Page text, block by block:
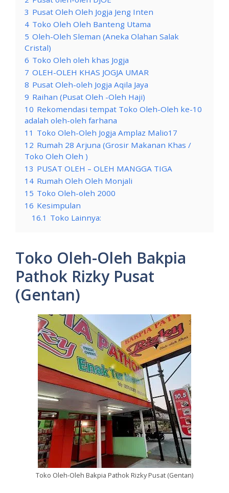
3 Pusat Oleh Oleh Jogja Jeng Inten
4 Toko Oleh Oleh Banteng Utama
5 Oleh-Oleh Sleman (Aneka Olahan Salak
Cristal)
6 Toko Oleh oleh khas Jogja
7 OLEH-OLEH KHAS JOGJA UMAR
8 Pusat Oleh-oleh Jogja Aqila Jaya
9 Raihan (Pusat Oleh -Oleh Haji)
10 Rekomendasi tempat Toko Oleh-Oleh ke-10
adalah oleh-oleh farhana
11 Toko Oleh-Oleh Jogja Amplaz Malio17
12 Rumah 28 Arjuna (Grosir Makanan Khas /
Toko Oleh Oleh )
13 PUSAT OLEH – OLEH MANGGA TIGA
14 Rumah Oleh Oleh Monjali
15 Toko Oleh-oleh 2000
16 Kesimpulan
16.1 Toko Lainnya:
Toko Oleh-Oleh Bakpia
Pathok Rizky Pusat
(Gentan)
Toko Oleh-Oleh Bakpia Pathok Rizky Pusat (Gentan)